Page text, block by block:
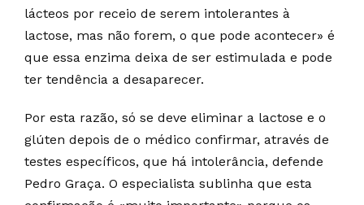
lácteos por receio de serem intolerantes à
lactose, mas não forem, o que pode acontecer» é
que essa enzima deixa de ser estimulada e pode
ter tendência a desaparecer.
Por esta razão, só se deve eliminar a lactose e o
glúten depois de o médico confirmar, através de
testes específicos, que há intolerância, defende
Pedro Graça. O especialista sublinha que esta